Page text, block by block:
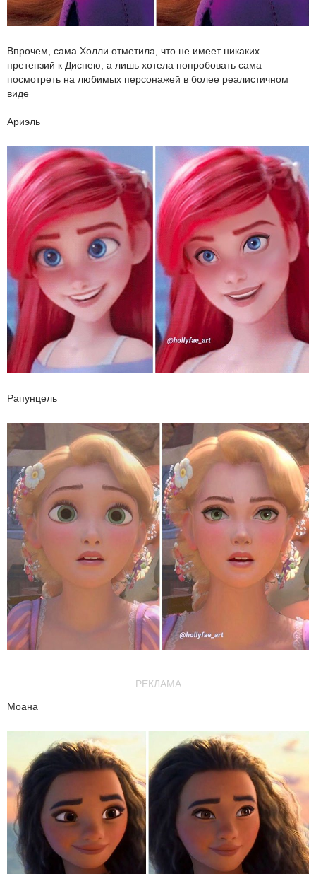
Впрочем, сама Холли отметила, что не имеет никаких
претензий к Диснею, а лишь хотела попробовать сама
посмотреть на любимых персонажей в более реалистичном
виде
Ариэль
Рапунцель
РЕКЛАМА
Моана